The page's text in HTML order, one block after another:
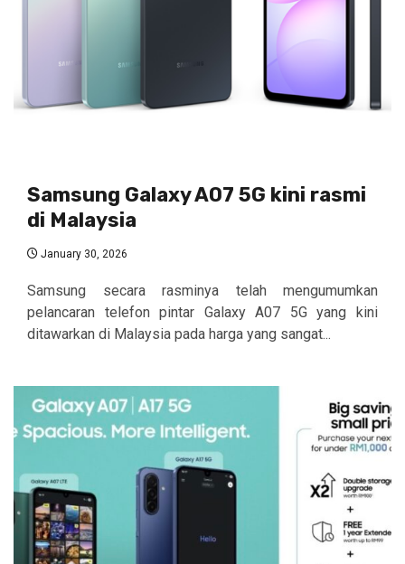
Samsung Galaxy A07 5G kini rasmi
di Malaysia
January 30, 2026
Samsung secara rasminya telah mengumumkan
pelancaran telefon pintar Galaxy A07 5G yang kini
ditawarkan di Malaysia pada harga yang sangat...